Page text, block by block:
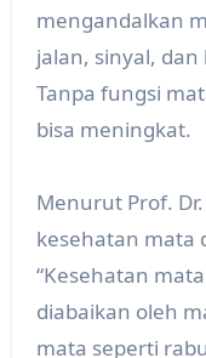
mengandalkan
jalan, sinyal,
Tanpa fungsi
bisa meningkat.
Menurut Prof.
kesehatan mata
“Kesehatan
diabaikan oleh
mata seperti